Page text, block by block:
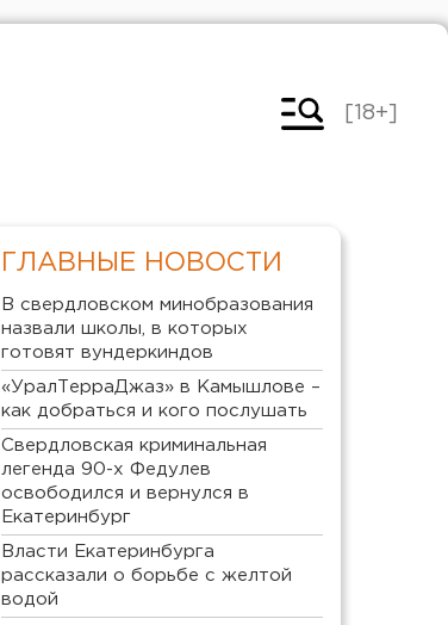
[18+]
ГЛАВНЫЕ НОВОСТИ
В свердловском минобразования
назвали школы, в которых
готовят вундеркиндов
«УралТерраДжаз» в Камышлове –
как добраться и кого послушать
Свердловская криминальная
легенда 90-х Федулев
освободился и вернулся в
Екатеринбург
Власти Екатеринбурга
рассказали о борьбе с желтой
водой